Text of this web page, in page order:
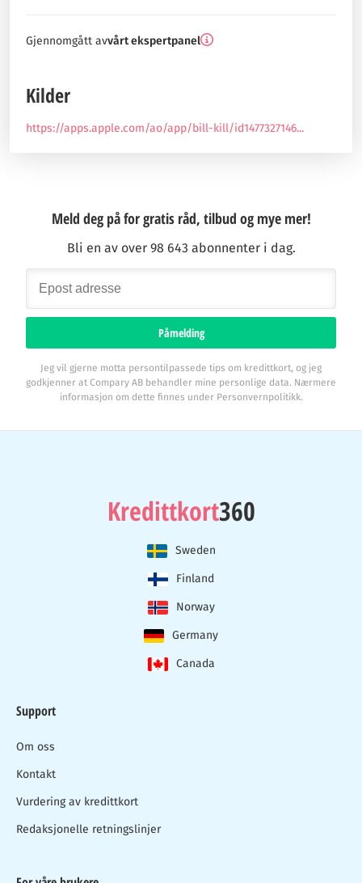
Gjennomgått avvårt ekspertpanel
Kilder
https://apps.apple.com/ao/app/bill-kill/id1477327146...
Meld deg på for gratis råd, tilbud og mye mer!
Bli en av over 98 643 abonnenter i dag.
Påmelding
Jeg vil gjerne motta persontilpassede tips om kredittkort, og jeg
godkjenner at Compary AB behandler mine personlige data. Nærmere
informasjon om dette finnes under Personvernpolitikk.
Kredittkort360
Sweden
Finland
Norway
Germany
Canada
Support
Om oss
Kontakt
Vurdering av kredittkort
Redaksjonelle retningslinjer